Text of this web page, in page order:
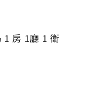
房 1廳 1 衛